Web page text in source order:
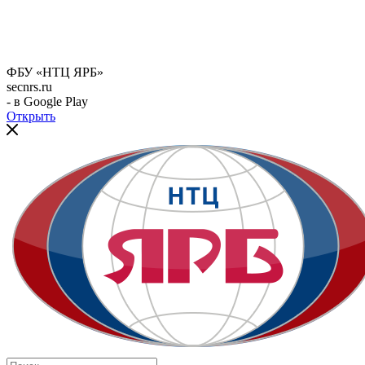
ФБУ «НТЦ ЯРБ»
secnrs.ru
- в Google Play
Открыть